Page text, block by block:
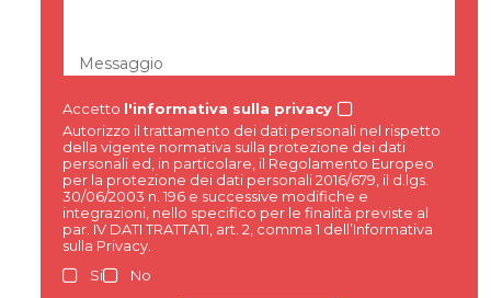
Messaggio
Accetto l'informativa sulla privacy
Autorizzo il trattamento dei dati personali nel rispetto
della vigente normativa sulla protezione dei dati
personali ed, in particolare, il Regolamento Europeo
per la protezione dei dati personali 2016/679, il d.lgs.
30/06/2003 n. 196 e successive modifiche e
integrazioni, nello specifico per le finalità previste al
par. IV DATI TRATTATI, art. 2, comma 1 dell’Informativa
sulla Privacy.
Si
No